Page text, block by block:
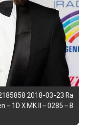
2018-03-23 Ra
– 1D X MK II – 0285 – B